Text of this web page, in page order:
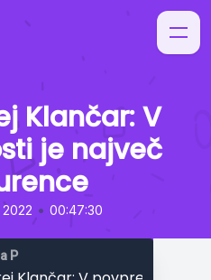
Klančar: V
je največ
• 00:47:30
P